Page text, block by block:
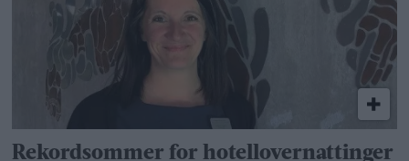
Rekordsommer for hotellovernattinger